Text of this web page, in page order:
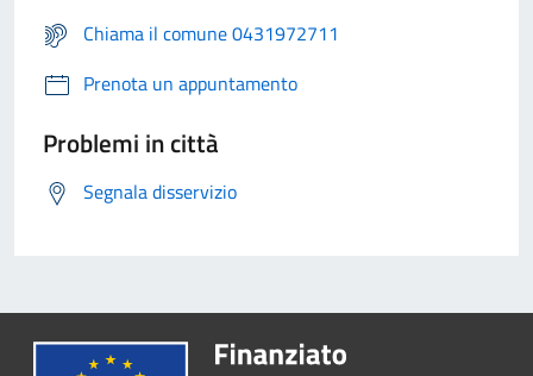
Chiama il comune 0431972711
Prenota un appuntamento
Problemi in città
Segnala disservizio